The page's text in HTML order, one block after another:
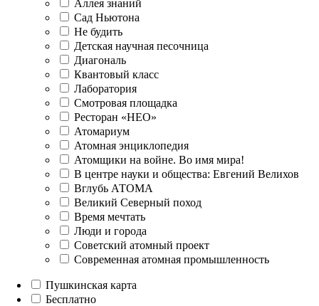
Аллея знаний
Сад Ньютона
Не будить
Детская научная песочница
Диагональ
Квантовый класс
Лаборатория
Смотровая площадка
Ресторан «НЕО»
Атомариум
Атомная энциклопедия
Атомщики на войне. Во имя мира!
В центре науки и общества: Евгений Велихов
Вглубь АТОМА
Великий Северный поход
Время мечтать
Люди и города
Советский атомный проект
Современная атомная промышленность
Пушкинская карта
Бесплатно